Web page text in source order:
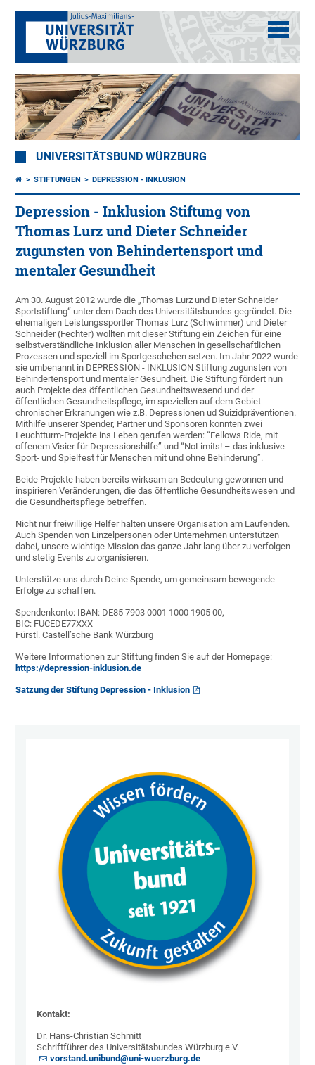
UNIVERSITÄTSBUND WÜRZBURG
STIFTUNGEN DEPRESSION - INKLUSION
Depression - Inklusion Stiftung von
Thomas Lurz und Dieter Schneider
zugunsten von Behindertensport und
mentaler Gesundheit
Am 30. August 2012 wurde die „Thomas Lurz und Dieter Schneider
Sportstiftung“ unter dem Dach des Universitätsbundes gegründet. Die
ehemaligen Leistungssportler Thomas Lurz (Schwimmer) und Dieter
Schneider (Fechter) wollten mit dieser Stiftung ein Zeichen für eine
selbstverständliche Inklusion aller Menschen in gesellschaftlichen
Prozessen und speziell im Sportgeschehen setzen. Im Jahr 2022 wurde
sie umbenannt in DEPRESSION - INKLUSION Stiftung zugunsten von
Behindertensport und mentaler Gesundheit. Die Stiftung fördert nun
auch Projekte des öffentlichen Gesundheitswesend und der
öffentlichen Gesundheitspflege, im speziellen auf dem Gebiet
chronischer Erkranungen wie z.B. Depressionen ud Suizidpräventionen.
Mithilfe unserer Spender, Partner und Sponsoren konnten zwei
Leuchtturm-Projekte ins Leben gerufen werden: “Fellows Ride, mit
offenem Visier für Depressionshilfe” und “NoLimits! – das inklusive
Sport- und Spielfest für Menschen mit und ohne Behinderung”.
Beide Projekte haben bereits wirksam an Bedeutung gewonnen und
inspirieren Veränderungen, die das öffentliche Gesundheitswesen und
die Gesundheitspflege betreffen.
Nicht nur freiwillige Helfer halten unsere Organisation am Laufenden.
Auch Spenden von Einzelpersonen oder Unternehmen unterstützen
dabei, unsere wichtige Mission das ganze Jahr lang über zu verfolgen
und stetig Events zu organisieren.
Unterstütze uns durch Deine Spende, um gemeinsam bewegende
Erfolge zu schaffen.
Spendenkonto: IBAN: DE85 7903 0001 1000 1905 00,
BIC: FUCEDE77XXX
Fürstl. Castell’sche Bank Würzburg
Weitere Informationen zur Stiftung finden Sie auf der Homepage:
https://depression-inklusion.de
Satzung der Stiftung Depression - Inklusion
Kontakt:
Dr. Hans-Christian Schmitt
Schriftführer des Universitätsbundes Würzburg e.V.
vorstand.unibund@uni-wuerzburg.de